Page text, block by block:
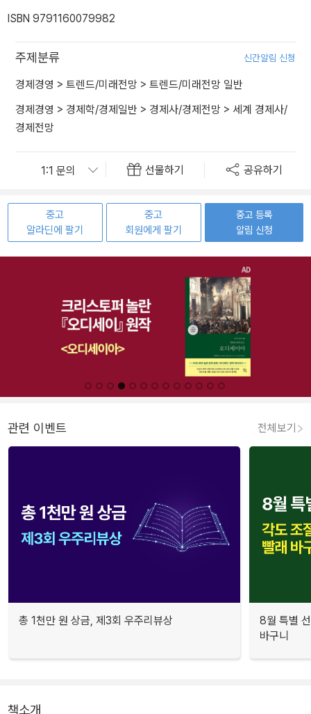
ISBN 9791160079982
주제분류 신간알림 신청
경제경영 > 트렌드/미래전망 > 트렌드/미래전망 일반
경제경영 > 경제학/경제일반 > 경제사/경제전망 > 세계 경제사/
경제전망
선물하기 공유하기
중고
알라딘에 팔기
중고
회원에게 팔기
중고 등록
알림 신청
관련 이벤트 전체보기
총 1천만 원 상금, 제3회 우주리뷰상
8월 특별
바구니
책소개